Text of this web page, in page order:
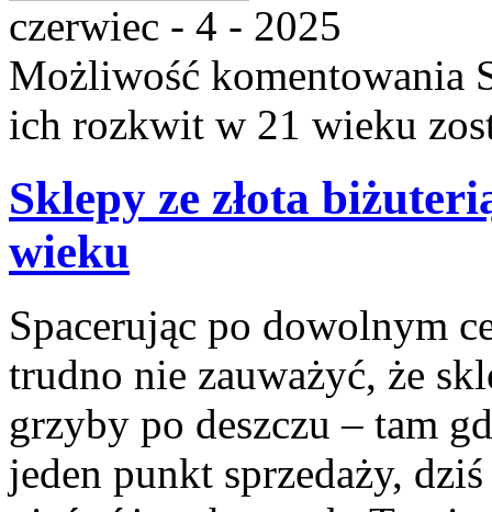
czerwiec - 4 - 2025
Możliwość komentowania
ich rozkwit w 21 wieku
Sklepy ze złota
wieku
Spacerując po dowolnym
trudno nie zauważyć, że
grzyby po deszczu – tam
jeden punkt sprzedaży,